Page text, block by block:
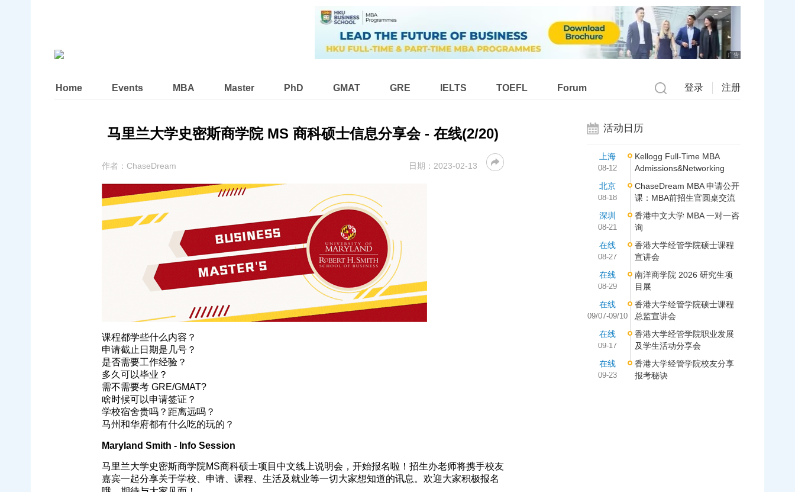
广告
Home Events MBA Master PhD GMAT GRE IELTS TOEFL Forum 登录 注册
马里兰大学史密斯商学院 MS 商科硕士信息分享会 - 在线(2/20)
作者： ChaseDream 日期： 2023-02-13
课程都学些什么内容？
申请截止日期是几号？
是否需要工作经验？
多久可以毕业？
需不需要考 GRE/GMAT?
啥时候可以申请签证？
学校宿舍贵吗？距离远吗？
马州和华府都有什么吃的玩的？
Maryland Smith - Info Session
马里兰大学史密斯商学院MS商科硕士项目中文线上说明会，开始报名啦！招生办老师将携手校友
嘉宾一起分享关于学校、申请、课程、生活及就业等一切大家想知道的讯息。欢迎大家积极报名
活动日历
上海
08-12
Kellogg Full-Time MBA
Admissions&Networking
北京
08-18
ChaseDream MBA 申请公开
课：MBA前招生官圆桌交流
深圳
08-21
香港中文大学 MBA 一对一咨
询
在线
08-27
香港大学经管学院硕士课程
宣讲会
在线
08-29
南洋商学院 2026 研究生项
目展
在线
09/07-09/10
香港大学经管学院硕士课程
总监宣讲会
在线
09-17
香港大学经管学院职业发展
及学生活动分享会
在线
09-23
香港大学经管学院校友分享
报考秘诀